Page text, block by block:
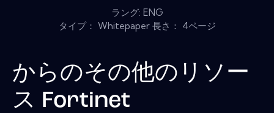
ラング: ENG
タイプ： Whitepaper 長さ： 4ページ
からのその他のリソー
ス Fortinet